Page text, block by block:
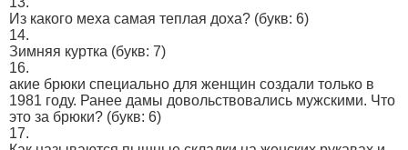
Из какого меха самая теплая доха? (букв: 6)
14.
Зимняя куртка (букв: 7)
16.
акие брюки специально для женщин создали только в
1981 году. Ранее дамы довольствовались мужскими. Что
это за брюки? (букв: 6)
17.